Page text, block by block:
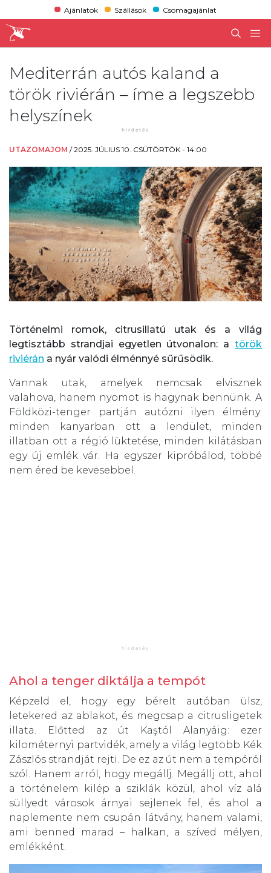
Ajánlatok Szállások Csomagajánlat
Mediterrán autós kaland a
török riviérán – íme a legszebb
helyszínek
UTAZOMAJOM /2025. JÚLIUS 10. CSÜTÖRTÖK - 14:00
Történelmi romok, citrusillatú utak és a világ
legtisztább strandjai egyetlen útvonalon: a török
riviérán a nyár valódi élménnyé sűrűsödik.
Vannak utak, amelyek nemcsak elvisznek
valahova, hanem nyomot is hagynak bennünk. A
Földközi-tenger partján autózni ilyen élmény:
minden kanyarban ott a lendület, minden
illatban ott a régió lüktetése, minden kilátásban
egy új emlék vár. Ha egyszer kipróbálod, többé
nem éred be kevesebbel.
Ahol a tenger diktálja a tempót
Képzeld el, hogy egy bérelt autóban ülsz,
letekered az ablakot, és megcsap a citrusligetek
illata. Előtted az út Kaştól Alanyáig: ezer
kilométernyi partvidék, amely a világ legtöbb Kék
Zászlós strandját rejti. De ez az út nem a tempóról
szól. Hanem arról, hogy megállj. Megállj ott, ahol
a történelem kilép a sziklák közül, ahol víz alá
süllyedt városok árnyai sejlenek fel, és ahol a
naplemente nem csupán látvány, hanem valami,
ami benned marad – halkan, a szíved mélyen,
emlékként.